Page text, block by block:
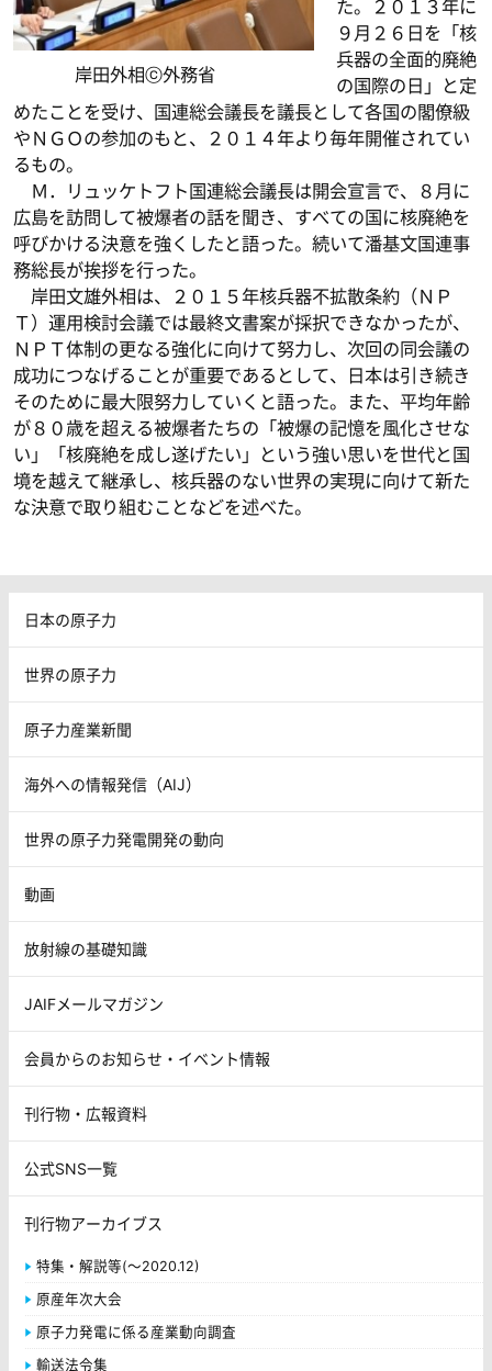
岸田外相ⓒ外務省
た。２０１３年に
９月２６日を「核
兵器の全面的廃絶
の国際の日」と定
めたことを受け、国連総会議長を議長として各国の閣僚級
やＮＧＯの参加のもと、２０１４年より毎年開催されてい
るもの。
Ｍ．リュッケトフト国連総会議長は開会宣言で、８月に
広島を訪問して被爆者の話を聞き、すべての国に核廃絶を
呼びかける決意を強くしたと語った。続いて潘基文国連事
務総長が挨拶を行った。
岸田文雄外相は、２０１５年核兵器不拡散条約（ＮＰ
Ｔ）運用検討会議では最終文書案が採択できなかったが、
ＮＰＴ体制の更なる強化に向けて努力し、次回の同会議の
成功につなげることが重要であるとして、日本は引き続き
そのために最大限努力していくと語った。また、平均年齢
が８０歳を超える被爆者たちの「被爆の記憶を風化させな
い」「核廃絶を成し遂げたい」という強い思いを世代と国
境を越えて継承し、核兵器のない世界の実現に向けて新た
な決意で取り組むことなどを述べた。
日本の原子力
世界の原子力
原子力産業新聞
海外への情報発信（AIJ）
世界の原子力発電開発の動向
動画
放射線の基礎知識
JAIFメールマガジン
会員からのお知らせ・イベント情報
刊行物・広報資料
公式SNS一覧
刊行物アーカイブス
特集・解説等(～2020.12)
原産年次大会
原子力発電に係る産業動向調査
輸送法令集